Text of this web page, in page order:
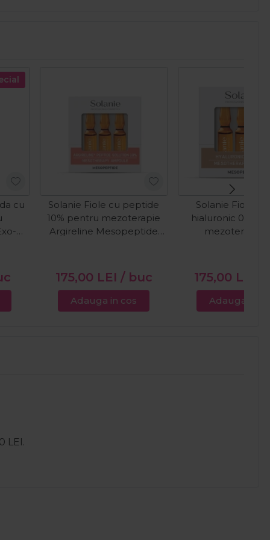
cu
Solanie Fiole cu peptide
10% pentru mezoterapie
Argireline Mesopeptide
175,00 LEI / buc
Adauga in cos
Solanie Fiole cu
hialuronic 0.8%
mezoterapie
175,00 LEI
Adauga in
LEI.